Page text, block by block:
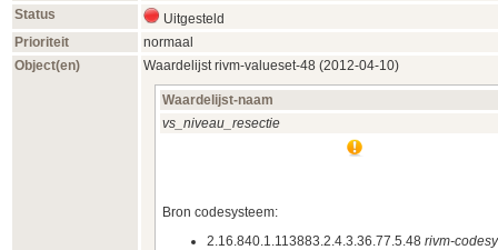
Status
Uitgesteld
Prioriteit
normaal
Object(en)
Waardelijstrivm-valueset-48 (2012‑04‑10)
Waardelijst-naam
vs_niveau_resectie
Bron codesysteem:
2.16.840.1.113883.2.4.3.36.77.5.48 rivm-